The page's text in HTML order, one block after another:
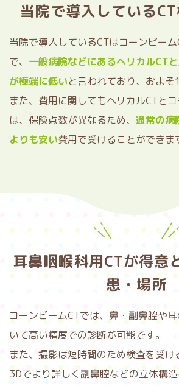
当院で導入している
当院で導入しているCTはコーンビー
で、 一般病院などにあるヘリカルCT
が極端に低いと言われており、およそ
また、費用に関してもヘリカルCTと
は、保険点数が異なるため、 通常の病
よりも安い費用で受けることができま
耳鼻咽喉科用CTが得意
患・場所
コーンビームCTでは、鼻・副鼻腔や
いて高い精度での診断が可能です。
また、撮影は短時間のため検査を受
3Dでより詳しく副鼻腔などの立体構